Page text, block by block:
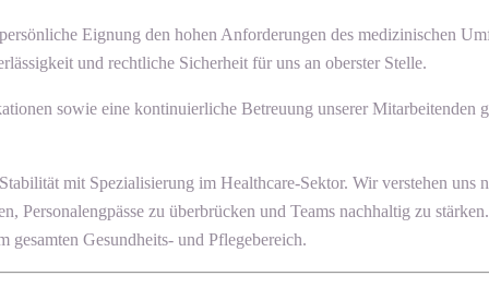
Eignung den hohen Anforderungen des medizinischen
und rechtliche Sicherheit für uns an oberster Stelle.
sowie eine kontinuierliche Betreuung unserer Mitarbeitenden
mit Spezialisierung im Healthcare-Sektor. Wir verstehen uns
Personalengpässe zu überbrücken und Teams nachhaltig zu
Gesundheits- und Pflegebereich.